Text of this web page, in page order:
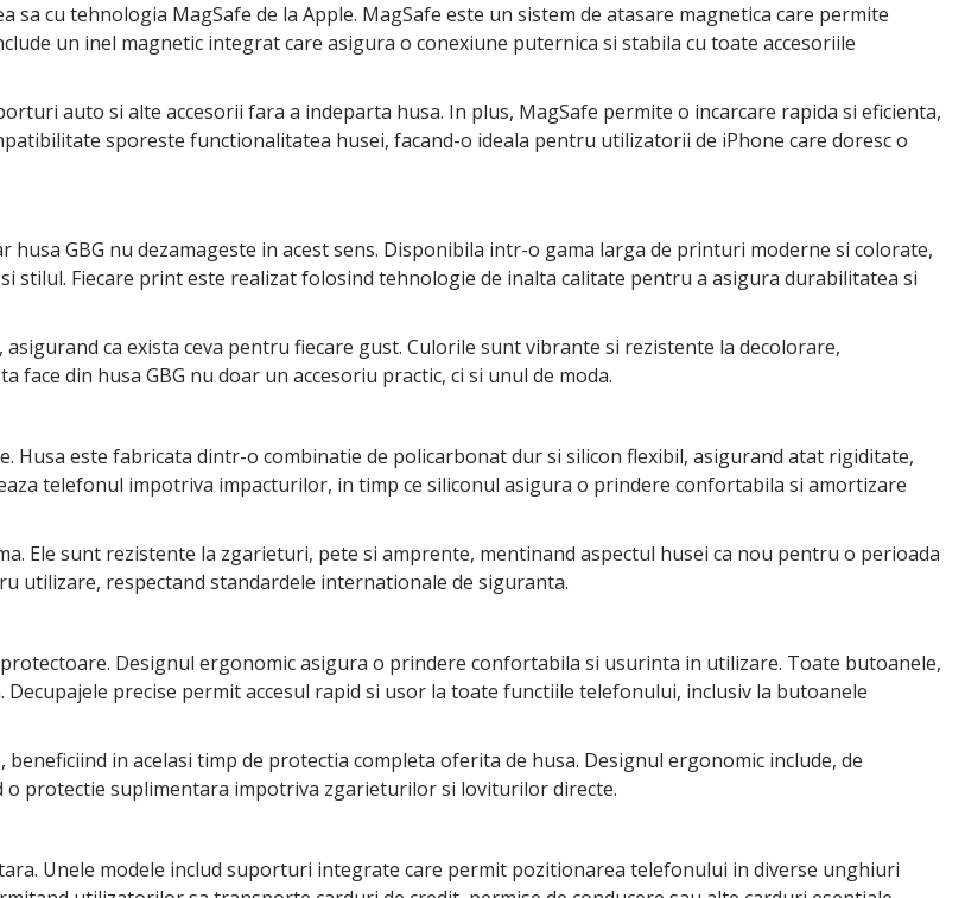
cu tehnologia MagSafe de la Apple. MagSafe este un sistem de atasare magnetica care permite
un inel magnetic integrat care asigura o conexiune puternica si stabila cu toate accesoriile
auto si alte accesorii fara a indeparta husa. In plus, MagSafe permite o incarcare rapida si eficienta,
sporeste functionalitatea husei, facand-o ideala pentru utilizatorii de iPhone care doresc o
GBG nu dezamageste in acest sens. Disponibila intr-o gama larga de printuri moderne si colorate,
Fiecare print este realizat folosind tehnologie de inalta calitate pentru a asigura durabilitatea si
ca exista ceva pentru fiecare gust. Culorile sunt vibrante si rezistente la decolorare,
din husa GBG nu doar un accesoriu practic, ci si unul de moda.
Husa este fabricata dintr-o combinatie de policarbonat dur si silicon flexibil, asigurand atat rigiditate,
telefonul impotriva impacturilor, in timp ce siliconul asigura o prindere confortabila si amortizare
Ele sunt rezistente la zgarieturi, pete si amprente, mentinand aspectul husei ca nou pentru o perioada
utilizare, respectand standardele internationale de siguranta.
Designul ergonomic asigura o prindere confortabila si usurinta in utilizare. Toate butoanele,
precise permit accesul rapid si usor la toate functiile telefonului, inclusiv la butoanele
in acelasi timp de protectia completa oferita de husa. Designul ergonomic include, de
protectie suplimentara impotriva zgarieturilor si loviturilor directe.
Unele modele includ suporturi integrate care permit pozitionarea telefonului in diverse unghiuri